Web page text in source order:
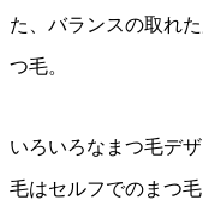
た、バランスの取れ
つ毛。
いろいろなまつ毛デ
毛はセルフでのまつ